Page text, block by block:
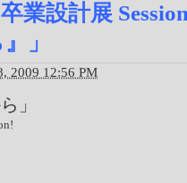
業設計展
」
2009 12:56 PM
」